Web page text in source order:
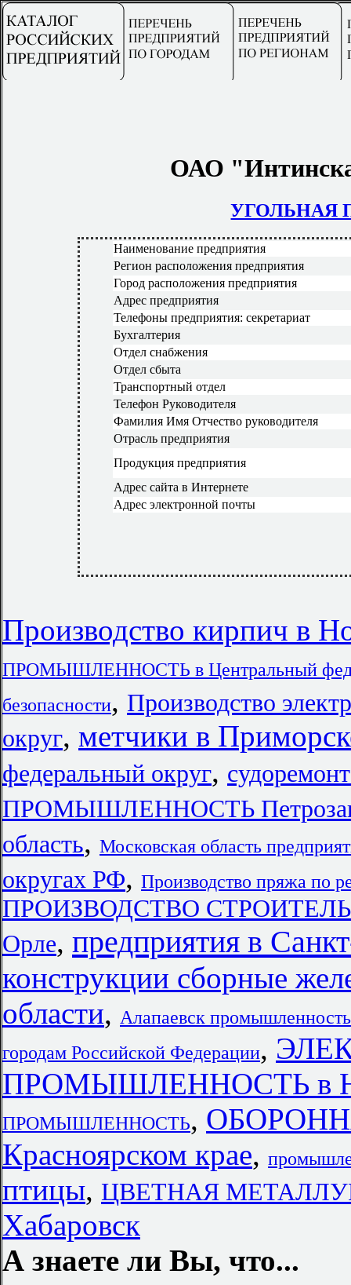
ОАО
УГОЛЬНАЯ
Наименование предприятия
Регион расположения предприятия
Город расположения предприятия
Адрес предприятия
Телефоны предприятия: секретариат
Бухгалтерия
Отдел снабжения
Отдел сбыта
Транспортный отдел
Телефон Руководителя
Фамилия Имя Отчество руководителя
Отрасль предприятия
Продукция предприятия
Адрес сайта в Интернете
Адрес электронной почты
Производство кирпич в
ПРОМЫШЛЕННОСТЬ в Центральный
безопасности, Производство
округ, метчики в
федеральный округ,
ПРОМЫШЛЕННОСТЬ
область, Московская область
округах РФ, Производство пряжа по
ПРОИЗВОДСТВО
Орле, предприятия в
конструкции сборные
области, Алапаевск промышленность
городам Российской Федерации,
ПРОМЫШЛЕННОСТЬ в
ПРОМЫШЛЕННОСТЬ,
Красноярском крае,
птицы, ЦВЕТНАЯ
Хабаровск
А знаете ли Вы, что...